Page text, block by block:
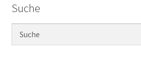
Sachs Ersatzteile
Suche